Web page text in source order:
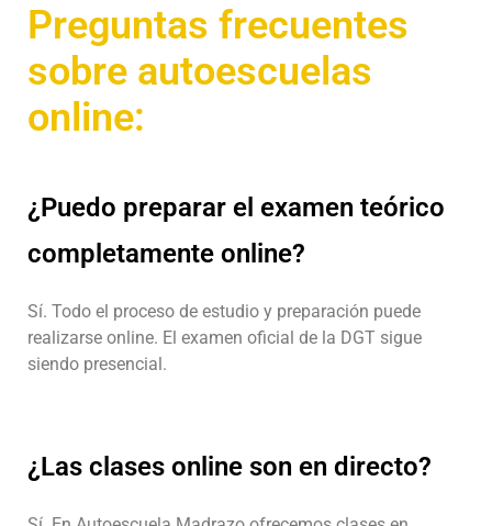
Preguntas frecuentes
sobre autoescuelas
online:
¿Puedo preparar el examen teórico
completamente online?
Sí. Todo el proceso de estudio y preparación puede
realizarse online. El examen oficial de la DGT sigue
siendo presencial.
¿Las clases online son en directo?